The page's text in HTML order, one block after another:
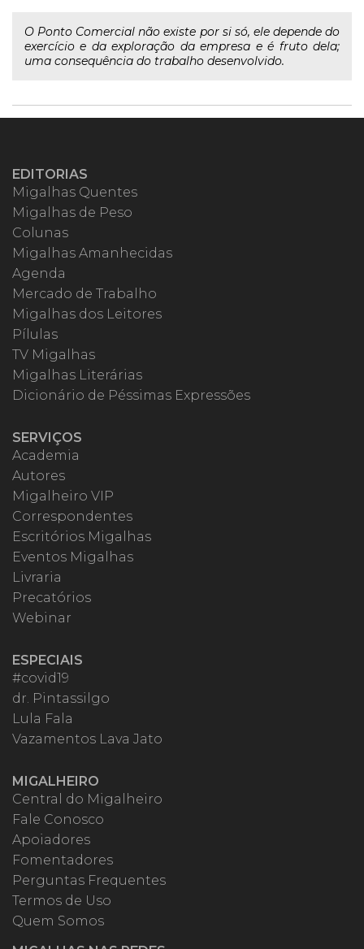
O Ponto Comercial não existe por si só, ele depende do
exercício e da exploração da empresa e é fruto dela;
uma consequência do trabalho desenvolvido.
EDITORIAS
Migalhas Quentes
Migalhas de Peso
Colunas
Migalhas Amanhecidas
Agenda
Mercado de Trabalho
Migalhas dos Leitores
Pílulas
TV Migalhas
Migalhas Literárias
Dicionário de Péssimas Expressões
SERVIÇOS
Academia
Autores
Migalheiro VIP
Correspondentes
Escritórios Migalhas
Eventos Migalhas
Livraria
Precatórios
Webinar
ESPECIAIS
#covid19
dr. Pintassilgo
Lula Fala
Vazamentos Lava Jato
MIGALHEIRO
Central do Migalheiro
Fale Conosco
Apoiadores
Fomentadores
Perguntas Frequentes
Termos de Uso
Quem Somos